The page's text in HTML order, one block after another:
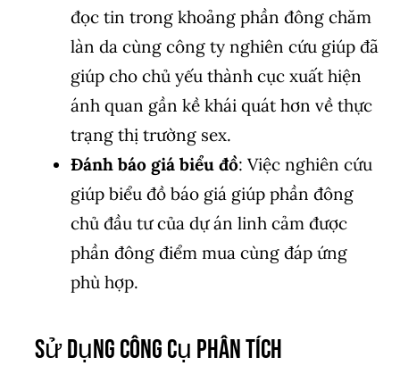
đọc tin trong khoảng phần đông chăm
làn da cùng công ty nghiên cứu giúp đã
giúp cho chủ yếu thành cục xuất hiện
ánh quan gần kề khái quát hơn về thực
trạng thị trường sex.
Đánh báo giá biểu đồ: Việc nghiên cứu
giúp biểu đồ báo giá giúp phần đông
chủ đầu tư của dự án linh cảm được
phần đông điểm mua cùng đáp ứng
phù hợp.
Sử Dụng Công Cụ Phân Tích